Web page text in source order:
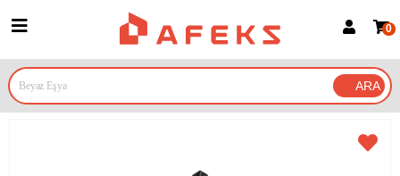
Google İle Bağlan
0